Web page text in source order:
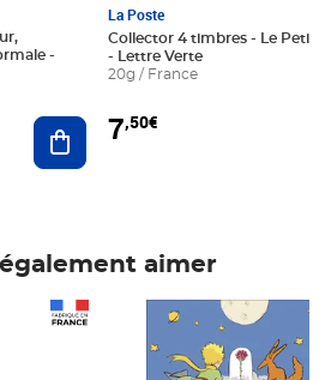
Ajouter au panier
La Poste
Collector 4 timbres - Le Petit
- Lettre Verte
20g / France
7,50€
aimer
Prix 7,50€